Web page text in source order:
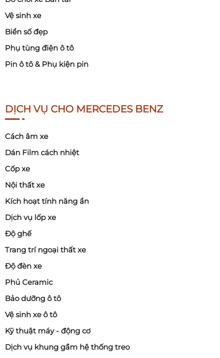
Vệ sinh xe
Biển số đẹp
Phụ tùng điện ô tô
Pin ô tô & Phụ kiện pin
DỊCH VỤ CHO MERCEDES BENZ
Cách âm xe
Dán Film cách nhiệt
Cốp xe
Nội thất xe
Kích hoạt tính năng ẩn
Dịch vụ lốp xe
Độ ghế
Trang trí ngoại thất xe
Độ đèn xe
Phủ Ceramic
Bảo dưỡng ô tô
Vệ sinh xe ô tô
Kỹ thuật máy - động cơ
Dịch vụ khung gầm hệ thống treo